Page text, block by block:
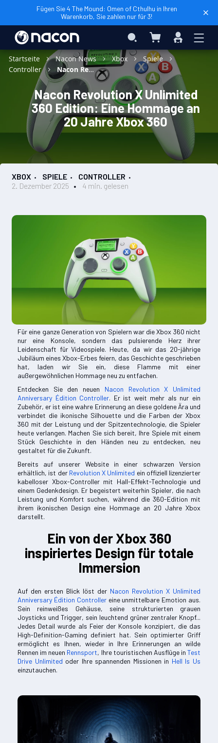
Fügen Sie 4 The Mound: Omen of Cthulhu in Ihren
Warenkorb, Sie zahlen nur für 3!
Search Mein Warenkorb
Anmelden
Startseite Nacon News Xbox
Spiele
Controller
Nacon Revolution X Unlimited 360 Edition: Eine Hommage an 20 Jahre Xbox 360
Nacon Revolution X Unlimited
360 Edition: Eine Hommage an
20 Jahre Xbox 360
XBOX SPIELE
CONTROLLER
2. Dezember 2025
4 min. gelesen
Für eine ganze Generation von Spielern war die Xbox 360 nicht
nur eine Konsole, sondern das pulsierende Herz ihrer
Leidenschaft für Videospiele. Heute, da wir das 20-jährige
Jubiläum eines Xbox-Erbes feiern, das Geschichte geschrieben
hat, laden wir Sie ein, diese Flamme mit einer
außergewöhnlichen Hommage neu zu entfachen.
Entdecken Sie den neuen Nacon Revolution X Unlimited
Anniversary Édition Controller. Er ist weit mehr als nur ein
Zubehör, er ist eine wahre Erinnerung an diese goldene Ära und
verbindet die ikonische Silhouette und die Farben der Xbox
360 mit der Leistung und der Spitzentechnologie, die Spieler
heute verlangen. Machen Sie sich bereit, Ihre Spiele mit einem
Stück Geschichte in den Händen neu zu entdecken, neu
gestaltet für die Zukunft.
Bereits auf unserer Website in einer schwarzen Version
erhältlich, ist der Revolution X Unlimited ein offiziell lizenzierter
kabelloser Xbox-Controller mit Hall-Effekt-Technologie und
einem Gedenkdesign. Er begeistert weiterhin Spieler, die nach
Leistung und Komfort suchen, während die 360-Edition mit
ihrem ikonischen Design eine Hommage an 20 Jahre Xbox
darstellt.
Ein von der Xbox 360
inspiriertes Design für totale
Immersion
Auf den ersten Blick löst der Nacon Revolution X Unlimited
Anniversary Édition Controllereine unmittelbare Emotion aus.
Sein reinweißes Gehäuse, seine strukturierten grauen
Joysticks und Trigger, sein leuchtend grüner zentraler Knopf...
Jedes Detail wurde als Feier der Konsole konzipiert, die das
High-Definition-Gaming definiert hat. Sein optimierter Griff
ermöglicht es Ihnen, wieder in Ihre Erinnerungen an wilde
Rennen im neuen Rennsport, Ihre touristischen Ausflüge in Test
Drive Unlimited oder Ihre spannenden Missionen in Hell Is Us
einzutauchen.